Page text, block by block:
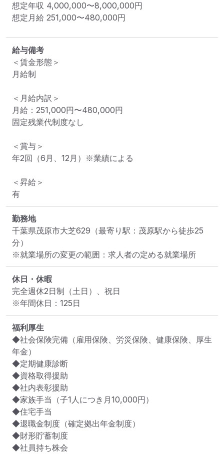
想定年収 4,000,000〜8,000,000円
想定月給 251,000〜480,000円
給与備考
＜賃金形態＞
月給制
＜月給内訳＞
月給：251,000円〜480,000円
固定残業代制度なし
＜賞与＞
年2回（6月、12月）※業績による
＜昇給＞
有
勤務地
千葉県茂原市大芝629 （最寄り駅：茂原駅から徒歩25
分）
※就業場所の変更の範囲：求人者の定める就業場所
休日・休暇
完全週休2日制（土日）、祝日
※年間休日：125日
福利厚生
◆社会保険完備（雇用保険、労災保険、健康保険、厚生
年金）
◆定期健康診断
◆資格取得援助
◆社内表彰援助
◆家族手当（子1人につき月10,000円）
◆住宅手当
◆退職金制度（確定拠出年金制度）
◆財形貯蓄制度
◆社員持ち株会